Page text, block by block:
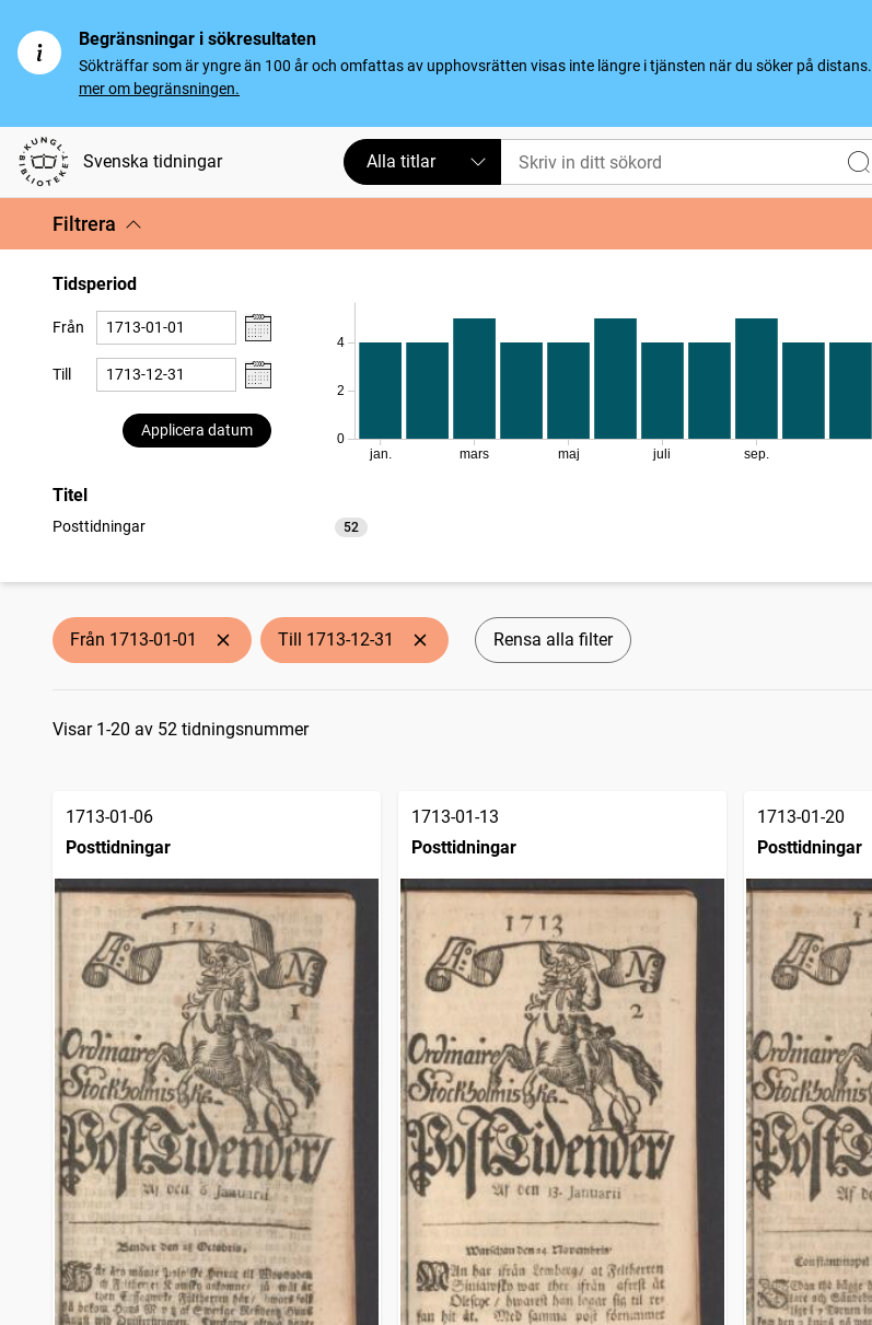
Begränsningar i sökresultaten
Sökträffar som är yngre än 100 år och omfattas av upphovsrätten visas inte längre i tjänsten när du söker på distans.
mer om begränsningen.
Svenska tidningar Alla titlar
Filtrera
Tidsperiod
Från
Till
Applicera datum
0
2
4
jan. mars maj juli sep.
Titel
Posttidningar 52
träffar
Från 1713-01-01 Till 1713-12-31 Rensa alla filter
Sökresultat
Visar 1-20 av 52 tidningsnummer
1713-01-06
Posttidningar
1713-01-13
Posttidningar
1713-01-20
Posttidningar